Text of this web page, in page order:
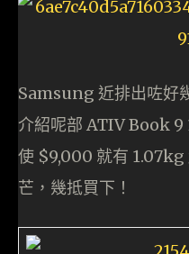
Samsung 近排出咗好
介紹呢部 ATIV Book 9
使 $9,000 就有
芒，幾抵買下！